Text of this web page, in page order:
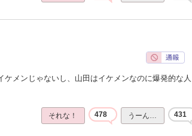
ケメンじゃないし、山田はイケメンなのに爆発的な人
それな！ 478 うーん… 431